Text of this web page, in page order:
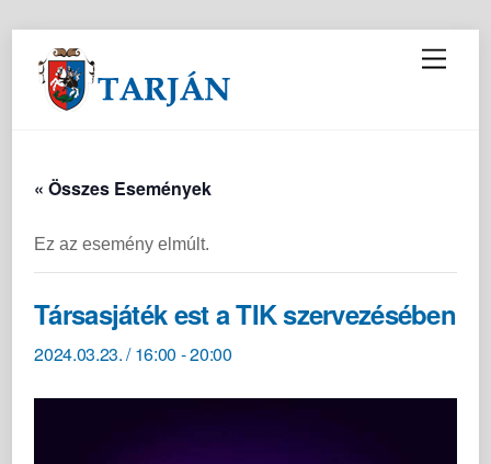
M
e
« Összes Események
Ez az esemény elmúlt.
Társasjáték est a TIK szervezésében
2024.03.23. / 16:00 -20:00